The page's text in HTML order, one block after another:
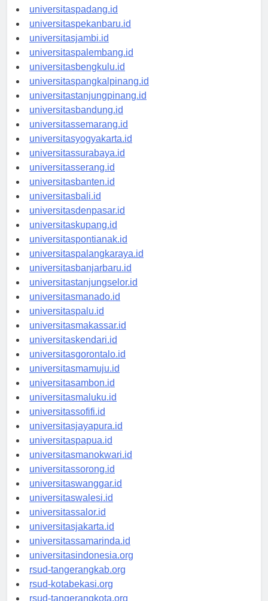
universitasmedan.id
universitaspadang.id
universitaspekanbaru.id
universitasjambi.id
universitaspalembang.id
universitasbengkulu.id
universitaspangkalpinang.id
universitastanjungpinang.id
universitasbandung.id
universitassemarang.id
universitasyogyakarta.id
universitassurabaya.id
universitasserang.id
universitasbanten.id
universitasbali.id
universitasdenpasar.id
universitaskupang.id
universitaspontianak.id
universitaspalangkaraya.id
universitasbanjarbaru.id
universitastanjungselor.id
universitasmanado.id
universitaspalu.id
universitasmakassar.id
universitaskendari.id
universitasgorontalo.id
universitasmamuju.id
universitasambon.id
universitasmaluku.id
universitassofifi.id
universitasjayapura.id
universitaspapua.id
universitasmanokwari.id
universitassorong.id
universitaswanggar.id
universitaswalesi.id
universitassalor.id
universitasjakarta.id
universitassamarinda.id
universitasindonesia.org
rsud-tangerangkab.org
rsud-kotabekasi.org